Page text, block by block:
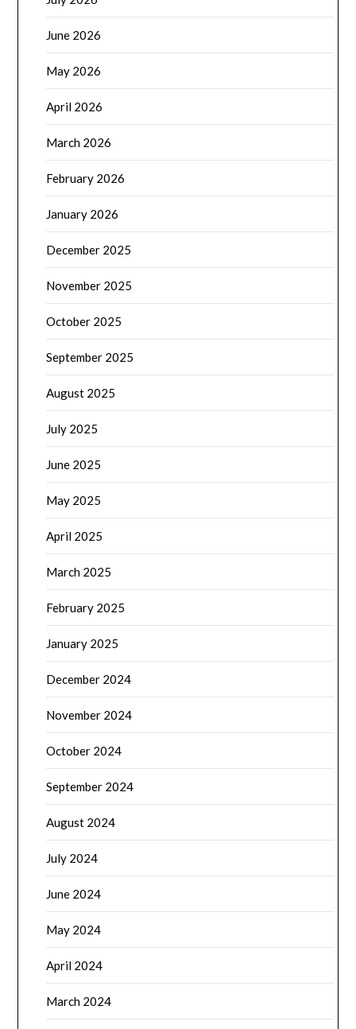
June 2026
May 2026
April 2026
March 2026
February 2026
January 2026
December 2025
November 2025
October 2025
September 2025
August 2025
July 2025
June 2025
May 2025
April 2025
March 2025
February 2025
January 2025
December 2024
November 2024
October 2024
September 2024
August 2024
July 2024
June 2024
May 2024
April 2024
March 2024